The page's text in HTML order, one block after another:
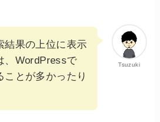
Tsuzuki
結果の上位に表示
、WordPressで
ことが多かったり